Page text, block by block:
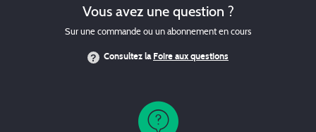
Vous avez une question ?
Sur une commande ou un abonnement en cours
Consultez laFoire aux questions